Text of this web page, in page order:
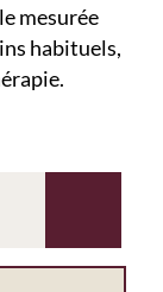
mesurée
habituels,